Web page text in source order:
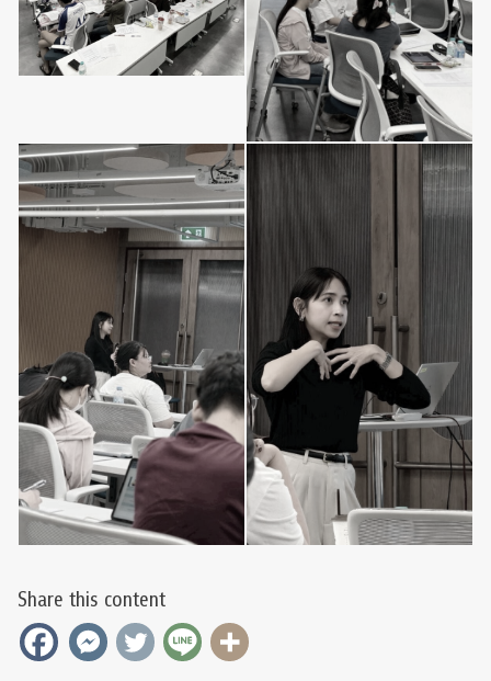
Share this content